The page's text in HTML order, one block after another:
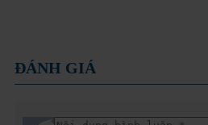
ĐÁNH GIÁ